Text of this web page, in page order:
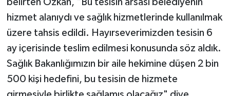
hizmet alanıydı ve sağlık hizmetlerinde kullanılmak
üzere tahsis edildi. Hayırseverimizden tesisin 6
ay içerisinde teslim edilmesi konusunda söz aldık.
Sağlık Bakanlığımızın bir aile hekimine düşen 2 bin
500 kişi hedefini, bu tesisin de hizmete